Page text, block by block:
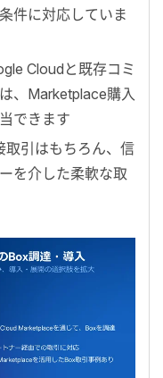
件に対応していま
Cloudと既存コミ
、Marketplace購入
できます
取引はもちろん、信
を介した柔軟な取